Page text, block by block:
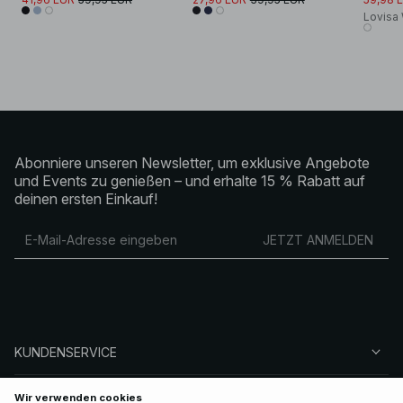
Lovisa
Abonniere unseren Newsletter, um exklusive Angebote
und Events zu genießen – und erhalte 15 % Rabatt auf
deinen ersten Einkauf!
JETZT ANMELDEN
KUNDENSERVICE
ÜBER NA-KD